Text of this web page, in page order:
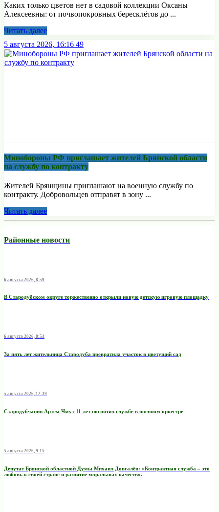
Каких только цветов нет в садовой коллекции Оксаны
Алексеевны: от почвопокровных бересклётов до ...
Читать далее
5 августа 2026, 16:16 49
Минобoроны РФ приглaшaет житeлeй Брянской области
на службу по контракту
Жителей Брянщины приглашают на военную службу по
контракту. Добровольцев отправят в зону ...
Читать далее
Районные новости
6 августа 2026, 8:59
В Стародубском округе торжественно открыли новую детскую игровую площадку
6 августа 2026, 8:54
За пять лет жительница Стародуба превратила участок в цветущий сад
5 августа 2026, 12:39
Стародубчанин Артем Чмут 11 лет посвятил службе в военном оркестре
5 августа 2026, 9:15
Депутат Брянской областной Думы Михаил Довгалёв: «Контрактная служба – это
любовь к своей стране и развитие моральных качеств».